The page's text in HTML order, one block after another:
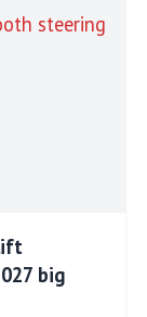
big